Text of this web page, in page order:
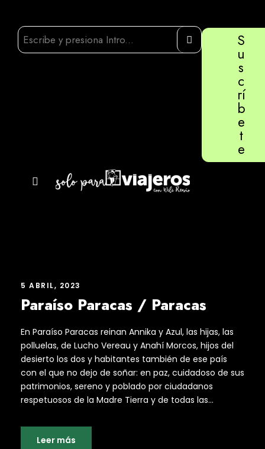
S
u
s
c
rí
b
e
t
e
5 ABRIL, 2023
Paraíso Paracas / Paracas
En Paraíso Paracas reinan Annika y Azul, las hijas, las
polluelas, de Lucho Vereau y Anahí Morcos, hijos del
desierto los dos y habitantes también de ese país
con el que no dejo de soñar: en paz, cuidadoso de sus
patrimonios, sereno y poblado por ciudadanos
respetuosos de la Madre Tierra y de todas las...
Leer más